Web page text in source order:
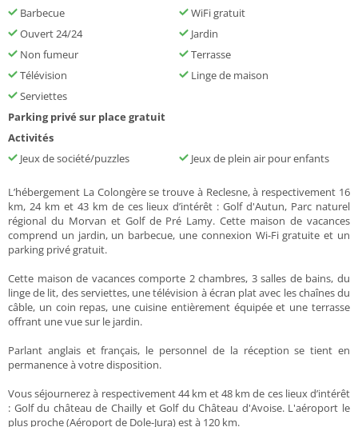
Barbecue
WiFi gratuit
Ouvert 24/24
Jardin
Non fumeur
Terrasse
Télévision
Linge de maison
Serviettes
Parking privé sur place gratuit
Activités
Jeux de société/puzzles
Jeux de plein air pour enfants
L’hébergement La Colongère se trouve à Reclesne, à respectivement 16
km, 24 km et 43 km de ces lieux d’intérêt : Golf d'Autun, Parc naturel
régional du Morvan et Golf de Pré Lamy. Cette maison de vacances
comprend un jardin, un barbecue, une connexion Wi-Fi gratuite et un
parking privé gratuit.
Cette maison de vacances comporte 2 chambres, 3 salles de bains, du
linge de lit, des serviettes, une télévision à écran plat avec les chaînes du
câble, un coin repas, une cuisine entièrement équipée et une terrasse
offrant une vue sur le jardin.
Parlant anglais et français, le personnel de la réception se tient en
permanence à votre disposition.
Vous séjournerez à respectivement 44 km et 48 km de ces lieux d’intérêt
: Golf du château de Chailly et Golf du Château d'Avoise. L'aéroport le
plus proche (Aéroport de Dole-Jura) est à 120 km.